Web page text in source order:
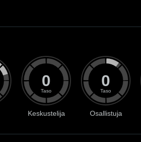
0
Taso
Keskustelija
0
Taso
Osallistuja